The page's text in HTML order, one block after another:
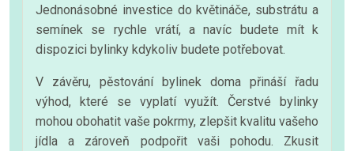
Jednonásobné investice do květináče, substrátu a
semínek se rychle vrátí, a navíc budete mít k
dispozici bylinky kdykoliv budete potřebovat.
V závěru, pěstování bylinek doma přináší řadu
výhod, které se vyplatí využít. Čerstvé bylinky
mohou obohatit vaše pokrmy, zlepšit kvalitu vašeho
jídla a zároveň podpořit vaši pohodu. Zkusit